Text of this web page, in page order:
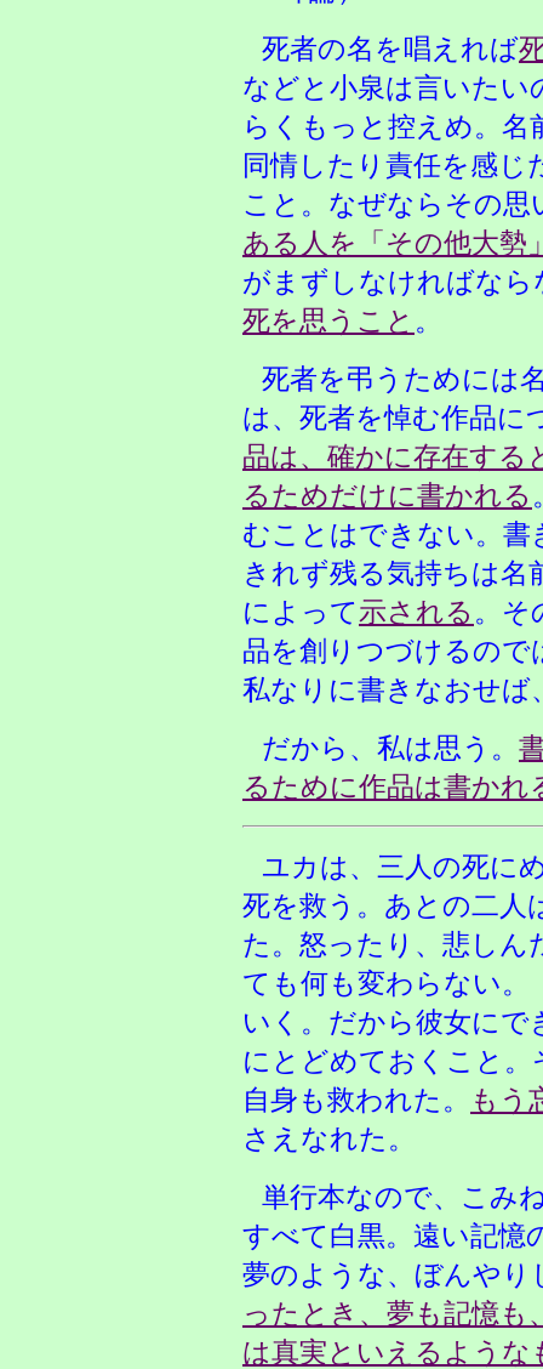
死者の名を唱えれば
などと小泉は言いたい
らくもっと控えめ。
同情したり責任を感
こと。なぜならその
ある人を「その他大勢
がまずしなければなら
死を思うこと 。
死者を弔うためには
は、死者を悼む作品に
品は、確かに存在する
るためだけに書かれる
むことはできない。書
きれず残る気持ちは名
によって示される 。そ
品を創りつづけるの
私なりに書きなおせば
だから、私は思う。
るために作品は書かれ
ユカは、三人の死に
死を救う。あとの二人
た。怒ったり、悲しん
ても何も変わらない。
いく。だから彼女にで
にとどめておくこと
自身も救われた。
もう
さえなれた。
単行本なので、こみ
すべて白黒。遠い記憶
夢のような、ぼんやり
ったとき、夢も記憶も
は真実といえるよう